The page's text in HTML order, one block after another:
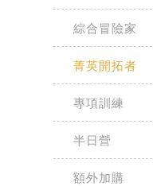
綜合冒險家
菁英開拓者
專項訓練
半日營
額外加購